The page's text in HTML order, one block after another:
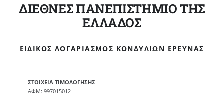
ΔΙΕΘΝΕΣ ΠΑΝΕΠΙΣΤΗΜΙΟ ΤΗΣ
ΕΛΛΑΔΟΣ
ΕΙΔΙΚΌΣ ΛΟΓΑΡΙΑΣΜΌΣ ΚΟΝΔΥΛΊΩΝ ΈΡΕΥΝΑΣ
ΣΤΟΙΧΕΙΑ ΤΙΜΟΛΟΓΗΣΗΣ
ΑΦΜ: 997015012